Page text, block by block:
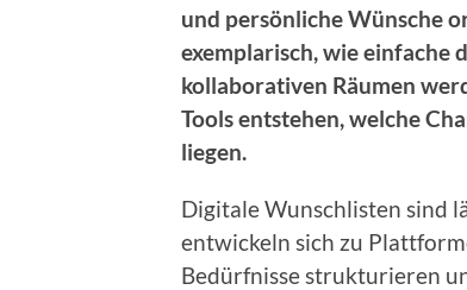
und persönliche Wünsche
exemplarisch, wie einfache
kollaborativen Räumen
Tools entstehen, welche
liegen.
Digitale Wunschlisten sind
entwickeln sich zu
Bedürfnisse strukturieren